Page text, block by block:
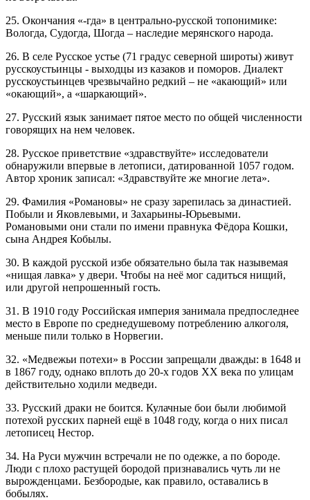
25. Окончания «-гда» в центрально-русской топонимике:
Вологда, Судогда, Шогда – наследие мерянского народа.
26. В селе Русское устье (71 градус северной широты) живут
русскоустьинцы - выходцы из казаков и поморов. Диалект
русскоустьинцев чрезвычайно редкий – не «акающий» или
«окающий», а «шаркающий».
27. Русский язык занимает пятое место по общей численности
говорящих на нем человек.
28. Русское приветствие «здравствуйте» исследователи
обнаружили впервые в летописи, датированной 1057 годом.
Автор хроник записал: «Здравствуйте же многие лета».
29. Фамилия «Романовы» не сразу зарепилась за династией.
Побыли и Яковлевыми, и Захарьины-Юрьевыми.
Романовыми они стали по имени правнука Фёдора Кошки,
сына Андрея Кобылы.
30. В каждой русской избе обязательно была так назывемая
«нищая лавка» у двери. Чтобы на неё мог садиться нищий,
или другой непрошенный гость.
31. В 1910 году Российская империя занимала предпоследнее
место в Европе по среднедушевому потреблению алкоголя,
меньше пили только в Норвегии.
32. «Медвежьи потехи» в России запрещали дважды: в 1648 и
в 1867 году, однако вплоть до 20-х годов XX века по улицам
действительно ходили медведи.
33. Русский драки не боится. Кулачные бои были любимой
потехой русских парней ещё в 1048 году, когда о них писал
летописец Нестор.
34. На Руси мужчин встречали не по одежке, а по бороде.
Люди с плохо растущей бородой признавались чуть ли не
вырожденцами. Безбородые, как правило, оставались в
бобылях.